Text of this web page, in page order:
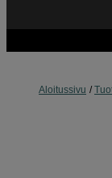
Aloitussivu